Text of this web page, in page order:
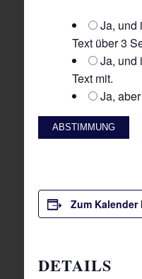
Ja, und
Text über 3
Ja, und
Text mit.
Ja, aber
Zum
DETAILS